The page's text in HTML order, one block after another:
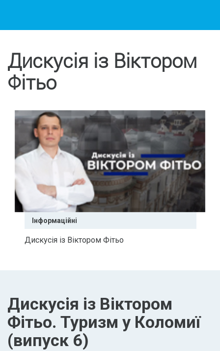
Дискусія із Віктором
Фітьо
Інформаційні
Дискусія із Віктором Фітьо
Дискусія із Віктором
Фітьо. Туризм у Коломиї
(випуск 6)